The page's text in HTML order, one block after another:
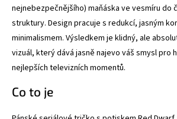
nejnebezpečnějšího) maňáska ve vesmíru do
struktury. Design pracuje s redukcí, jasným
minimalismem. Výsledkem je klidný, ale
vizuál, který dává jasně najevo váš smysl pro
nejlepších televizních momentů.
Co to je